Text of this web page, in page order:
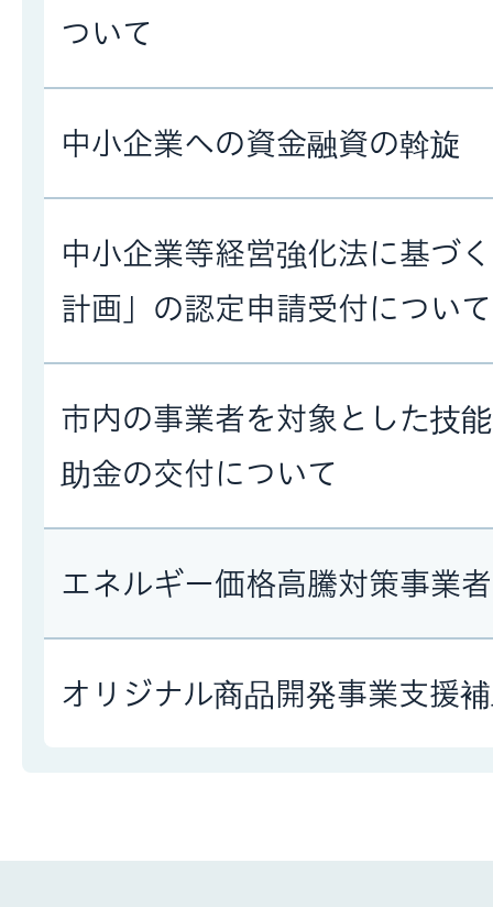
ついて
中小企業への資金融資の斡旋
中小企業等経営強化法に基づ
計画」の認定申請受付について
市内の事業者を対象とした技
助金の交付について
エネルギー価格高騰対策事業
オリジナル商品開発事業支援